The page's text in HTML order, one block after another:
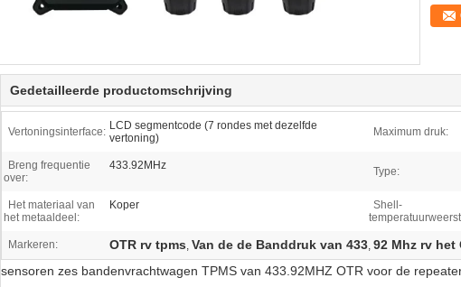
Gedetailleerde productomschrijving
Vertoningsinterface: LCD segmentcode (7 rondes met dezelfde
vertoning)
Maximum druk:
Breng frequentie
over:
433.92MHz Type:
Het materiaal van
het metaaldeel:
Koper
Shell-
Markeren: OTR rv tpms, Van de de Banddruk van 433, 92 Mhz rv het
sensoren zes bandenvrachtwagen TPMS van 433.92MHZ OTR voor de